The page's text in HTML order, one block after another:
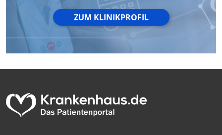
ZUM KLINIKPROFIL
Werbung